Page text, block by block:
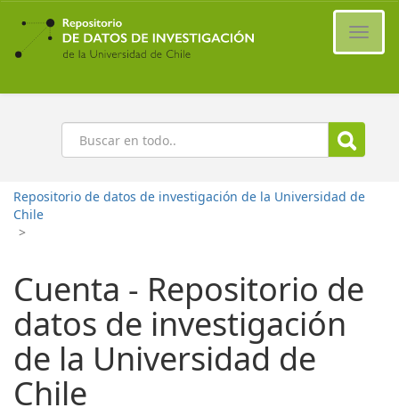
Ir
contenido
principal
Buscar
Repositorio de datos de investigación de la Universidad de
Chile
>
Cuenta - Repositorio de
datos de investigación
de la Universidad de
Chile